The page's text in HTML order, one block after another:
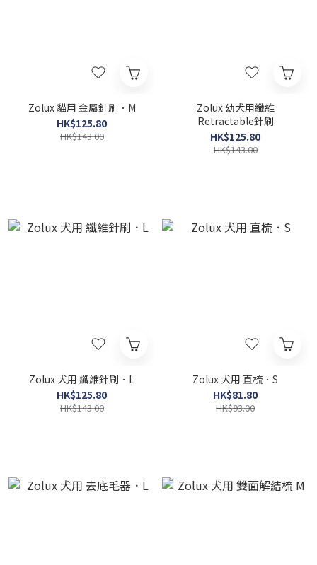
Zolux 貓用 金屬針刷．M
HK$125.80
HK$143.00
Zolux 幼犬用纖維
Retractable針刷
HK$125.80
HK$143.00
Zolux 犬用 纖維針刷．L
HK$125.80
HK$143.00
Zolux 犬用 直梳．S
HK$81.80
HK$93.00